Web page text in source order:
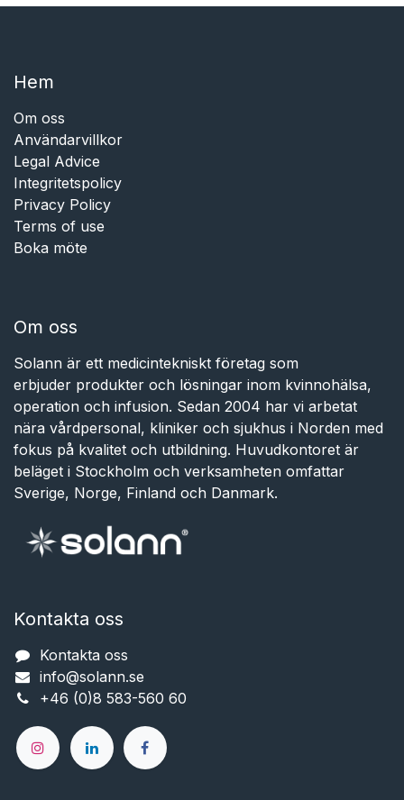
Hem​​
Om oss
Användarvillkor
Legal Advice
Integritetspolicy
Privacy Policy
Terms of use
Boka möte
Om oss
Solann är ett medicintekniskt företag som
erbjuder produkter och lösningar inom kvinnohälsa,
operation och infusion. Sedan 2004 har vi arbetat
nära vårdpersonal, kliniker och sjukhus i Norden med
fokus på kvalitet och utbildning. Huvudkontoret är
beläget i Stockholm och verksamheten omfattar
Sverige, Norge, Finland och Danmark.
Kontakta oss
Kontakta oss
info@solann.se​​​​​​
+46 (0)8 583-560 60